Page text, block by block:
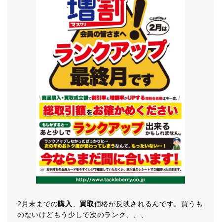
2月末までの購入 買取価格が反映されるんです。買うも
のないけどもう少しで次のランク、、、